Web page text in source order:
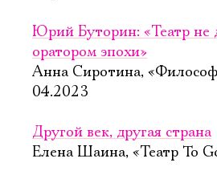
Юрий Буторин: «Театр не
оратором эпохи»
Анна Сиротина,
04.2023
Другой век, другая страна
Елена Шаина, «Театр To
Электропочта